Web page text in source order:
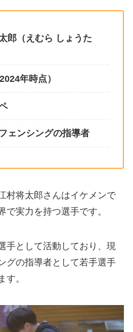
郎（えむら しょうた
年時点）
ェンシングの指導者
村将太郎さんはイケメンで
で実力を持つ選手です。
手として活動しており、現
グの指導者として若手選手
す。